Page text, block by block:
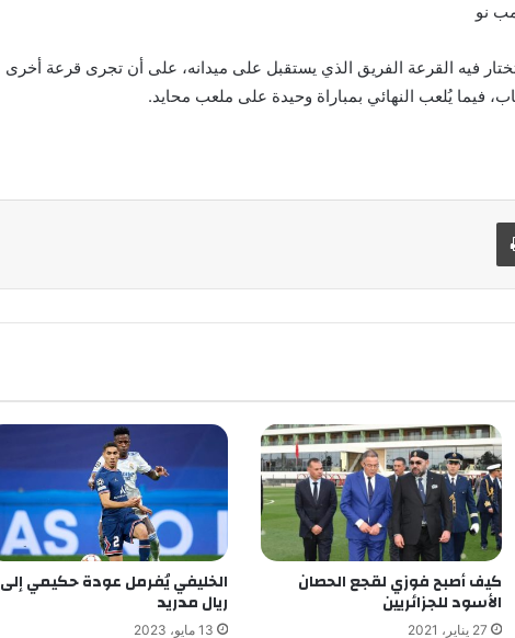
نو
فيه القرعة الفريق الذي يستقبل على ميدانه، على أن تجرى قرعة أخرى
فيما يُلعب النهائي بمباراة وحيدة على ملعب محايد.
كيف أصبح فوزي لقجع الحصان
الأسود للجزائريين
27 يناير، 2021
الخليفي يُفرمل عودة حكيمي إلى
ريال مدريد
13 مايو، 2023